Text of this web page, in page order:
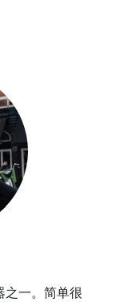
之一。简单很